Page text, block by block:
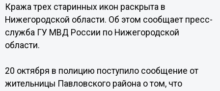
Кража трех старинных икон раскрыта в
Нижегородской области. Об этом сообщает пресс-
служба ГУ МВД России по Нижегородской
области.
20 октября в полицию поступило сообщение от
жительницы Павловского района о том, что